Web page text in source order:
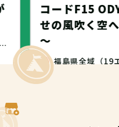
・NANICA -NAGOYA-
コードF15
せの風吹く空
～
福島県全域（19